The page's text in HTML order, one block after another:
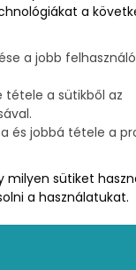
a közösségi
A folyamat
kezdődik.
a
a jobb
tétele a sütikből az
és jobbá tétele a
sütiket
a használatukat.